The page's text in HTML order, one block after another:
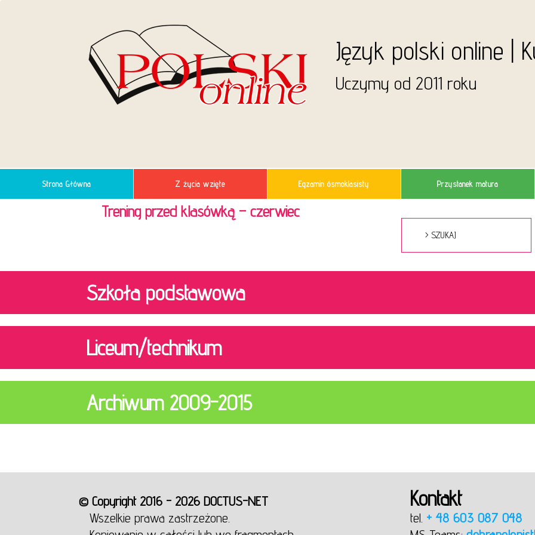
Język polski online |
Uczymy od 2011 roku
Strona Główna Z życia wzięte Egzamin ósmoklasisty Przystanek matura
Trening przed klasówką – czerwiec
Szkoła podstawowa
Liceum/technikum
Archiwum 2009-2015
© Copyright 2016 - 2026 DOCTUS-NET
Wszelkie prawa zastrzeżone.
Kontakt
tel. + 48 603 087 048